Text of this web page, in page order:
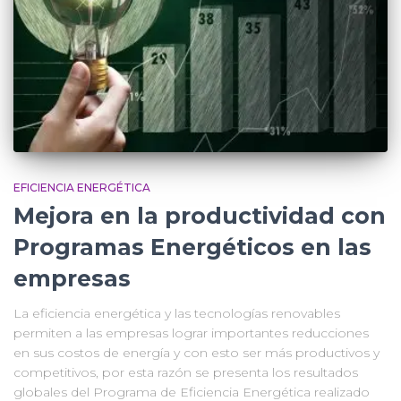
EFICIENCIA ENERGÉTICA
Mejora en la productividad con
Programas Energéticos en las
empresas
La eficiencia energética y las tecnologías renovables
permiten a las empresas lograr importantes reducciones
en sus costos de energía y con esto ser más productivos y
competitivos, por esta razón se presenta los resultados
globales del Programa de Eficiencia Energética realizado